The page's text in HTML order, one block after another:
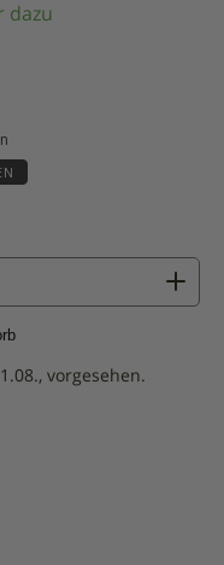
dazu
vorgesehen.